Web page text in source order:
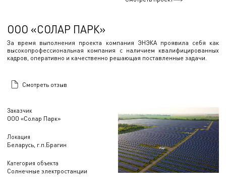
Заказчик
ООО «Солар Парк»
Локация
Беларусь, г.п.Брагин
Категория объекта
Солнечные электростанции
ООО «СОЛАР ПАРК»
За время выполнения проекта компания ЭНЭКА проявила себя как
высокопрофессиональная компания с наличием квалифицированных
кадров, оперативно и качественно решающая поставленные задачи.
Смотреть отзыв